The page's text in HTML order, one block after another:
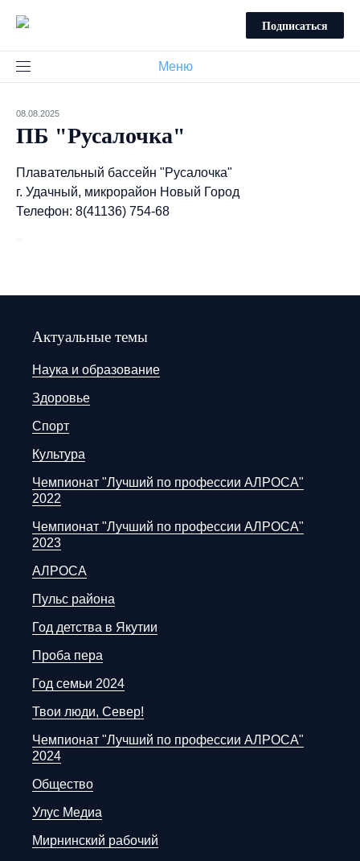
Подписаться
Меню
08.08.2025
ПБ "Русалочка"
Плавательный бассейн "Русалочка"
г. Удачный, микрорайон Новый Город
Телефон: 8(41136) 754-68
Актуальные темы
Наука и образование
Здоровье
Спорт
Культура
Чемпионат "Лучший по профессии АЛРОСА"
2022
Чемпионат "Лучший по профессии АЛРОСА"
2023
АЛРОСА
Пульс района
Год детства в Якутии
Проба пера
Год семьи 2024
Твои люди, Север!
Чемпионат "Лучший по профессии АЛРОСА"
2024
Общество
Улус Медиа
Мирнинский рабочий